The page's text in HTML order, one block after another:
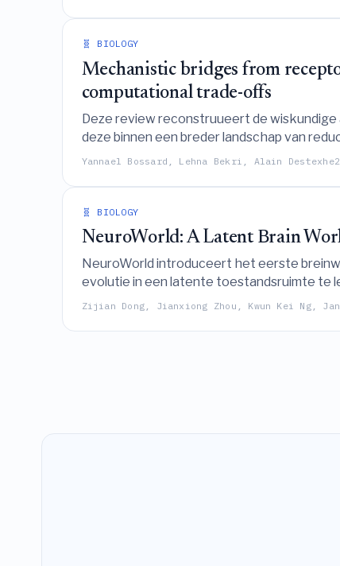
🧬 BIOLOGY
Mechanistic bridges from
computational trade-offs
Deze review reconstruueert de
deze binnen een breder landschap van
biologisch detail en computationele
Yannael Bossard, Lehna Bekri, Alain Destexhe
🧬 BIOLOGY
NeuroWorld: A Latent Brain
NeuroWorld introduceert het eerste
evolutie in een latente toestandsruimte te
langetermijndrift over diverse fMRI-
Zijian Dong, Jianxiong Zhou, Kwun Kei Ng,